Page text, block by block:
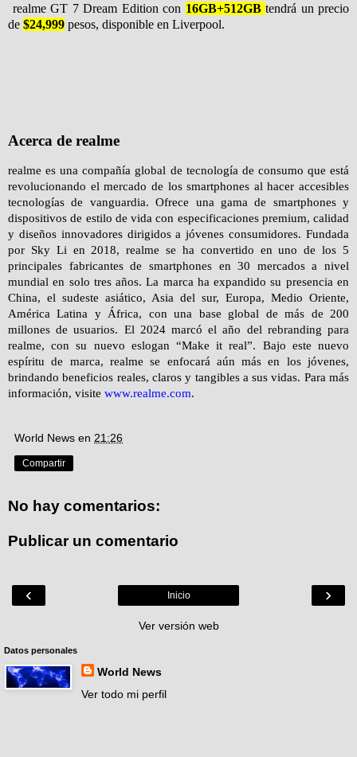
realme GT 7 Dream Edition con 16GB+512GB tendrá un precio
de $24,999 pesos, disponible en Liverpool.
Acerca de realme
realme es una compañía global de tecnología de consumo que está
revolucionando el mercado de los smartphones al hacer accesibles
tecnologías de vanguardia. Ofrece una gama de smartphones y
dispositivos de estilo de vida con especificaciones premium, calidad
y diseños innovadores dirigidos a jóvenes consumidores. Fundada
por Sky Li en 2018, realme se ha convertido en uno de los 5
principales fabricantes de smartphones en 30 mercados a nivel
mundial en solo tres años. La marca ha expandido su presencia en
China, el sudeste asiático, Asia del sur, Europa, Medio Oriente,
América Latina y África, con una base global de más de 200
millones de usuarios. El 2024 marcó el año del rebranding para
realme, con su nuevo eslogan “Make it real”. Bajo este nuevo
espíritu de marca, realme se enfocará aún más en los jóvenes,
brindando beneficios reales, claros y tangibles a sus vidas. Para más
información, visite www.realme.com.
World News en 21:26
Compartir
No hay comentarios:
Publicar un comentario
‹ ›
Inicio
Ver versión web
Datos personales
World News
Ver todo mi perfil